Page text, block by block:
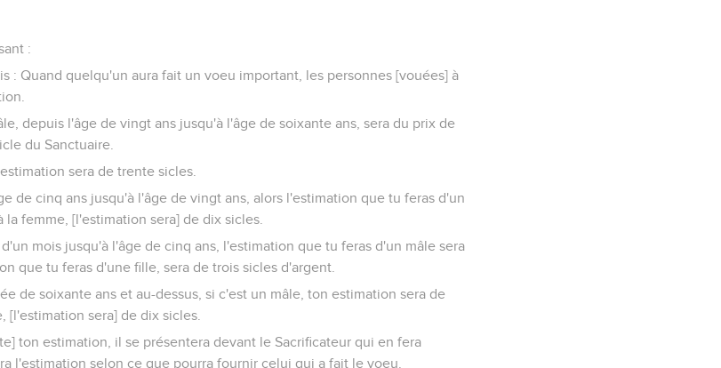
:
: Quand quelqu'un aura fait un voeu important, les personnes [vouées] à
depuis l'âge de vingt ans jusqu'à l'âge de soixante ans, sera du prix de
du Sanctuaire.
sera de trente sicles.
de cinq ans jusqu'à l'âge de vingt ans, alors l'estimation que tu feras d'un
femme, [l'estimation sera] de dix sicles.
mois jusqu'à l'âge de cinq ans, l'estimation que tu feras d'un mâle sera
que tu feras d'une fille, sera de trois sicles d'argent.
de soixante ans et au-dessus, si c'est un mâle, ton estimation sera de
[l'estimation sera] de dix sicles.
ton estimation, il se présentera devant le Sacrificateur qui en fera
l'estimation selon ce que pourra fournir celui qui a fait le voeu.